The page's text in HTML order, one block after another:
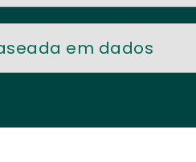
em dados